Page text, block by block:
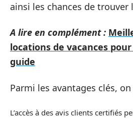
ainsi les chances de trouver
A lire en complément :
locations de vacances
guide
Parmi les avantages clés,
L’accès à des avis clients certifiés